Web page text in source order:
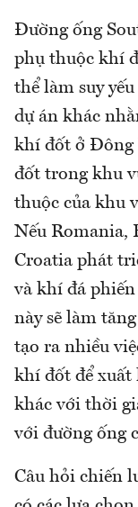
Đường ống
phụ thuộc khí
thể làm suy
dự án khác
khí đốt ở Đông
đốt trong khu
thuộc của khu
Nếu Romania,
Croatia phát
và khí đá
này sẽ làm
tạo ra nhiều
khí đốt để xuất
khác với thời
với đường ống
Câu hỏi chiến